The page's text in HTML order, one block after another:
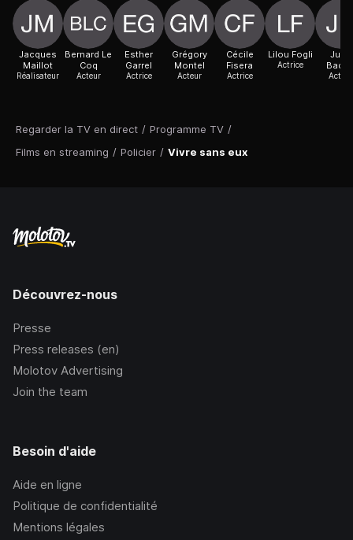
Regarder la TV en direct / Programme TV /
Films en streaming / Policier / Vivre sans eux
Jacques
Maillot
Réalisateur
Bernard Le
Coq
Acteur
Esther
Garrel
Actrice
Grégory
Montel
Acteur
Cécile
Fisera
Actrice
Lilou Fogli
Actrice
Julie
Acteur
Découvrez-nous
Presse
Press releases (en)
Molotov Advertising
Join the team
Besoin d'aide
Aide en ligne
Politique de confidentialité
Mentions légales